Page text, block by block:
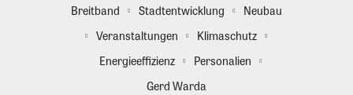
Breitband
Stadtentwicklung
Neubau
Veranstaltungen
Klimaschutz
Energieeffizienz
Personalien
Gerd Warda